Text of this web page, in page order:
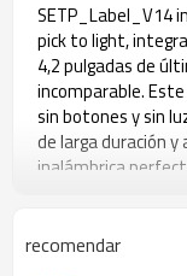
SETP_Label_V14
pick to light,
4,2 pulgadas de
incomparable.
sin botones y sin
de larga duración
inalámbrica
versátil para
recomendar